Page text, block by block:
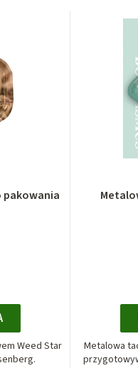
pakowania
Weed Star
Metalowa